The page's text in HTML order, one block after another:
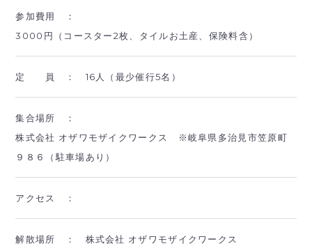
参加費用 ：
3000円（コースター2枚、タイルお土産、保険料含）
定 員 ： 16人（最少催行5名）
集合場所 ：
株式会社 オザワモザイクワークス ※岐阜県多治見市笠原町
９８６（駐車場あり）
アクセス ：
解散場所 ： 株式会社 オザワモザイクワークス